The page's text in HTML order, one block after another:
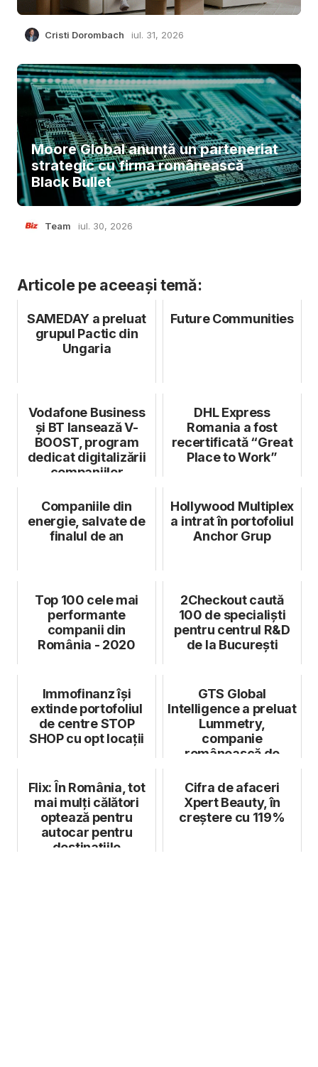
Cristi Dorombach iul. 31, 2026
Moore Global anunță un parteneriat
strategic cu firma românească
Black Bullet
Team iul. 30, 2026
Articole pe aceeași temă:
SAMEDAY a preluat
grupul Pactic din
Ungaria
Future Communities
Vodafone Business
și BT lansează V-
BOOST, program
dedicat digitalizării
companiilor
DHL Express
Romania a fost
recertificată “Great
Place to Work”
Companiile din
energie, salvate de
finalul de an
Hollywood Multiplex
a intrat în portofoliul
Anchor Grup
Top 100 cele mai
performante
companii din
România - 2020
2Checkout caută
100 de specialiști
pentru centrul R&D
de la București
Immofinanz își
extinde portofoliul
de centre STOP
SHOP cu opt locații
GTS Global
Intelligence a preluat
Lummetry,
companie
românească de
Flix: În România, tot
mai mulți călători
optează pentru
autocar pentru
destinațiile
Cifra de afaceri
Xpert Beauty, în
creștere cu 119%